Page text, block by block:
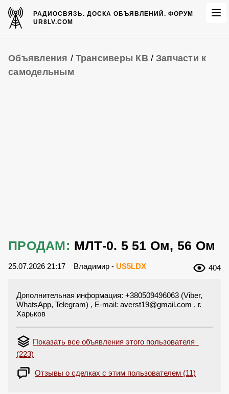
РАДИОСВЯЗЬ.ДОСКА ОБЪЯВЛЕНИЙ. ФОРУМ
UR8LV.COM
Объявления / Трансиверы КВ / Запчасти к
самодельным
ПРОДАМ: МЛТ-0. 5 51 Ом, 56 Ом
25.07.2026 21:17 Владимир - US5LDX 404
Дополнительная информация: +380509496063 (Viber,
WhatsApp, Telegram) , E-mail: averst19@gmail.com , г.
Харьков
Показать все объявления этого пользователя
(223)
Отзывы о сделках с этим пользователем (11)